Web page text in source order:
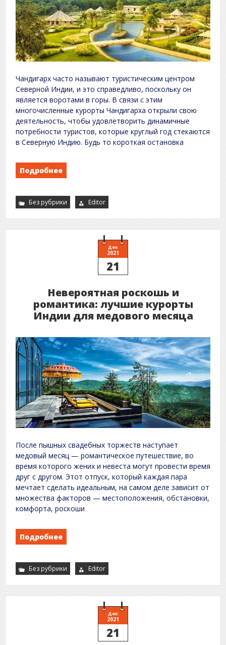
Чандигарх часто называют туристическим центром
Северной Индии, и это справедливо, поскольку он
является воротами в горы. В связи с этим
многочисленные курорты Чандигарха открыли свою
деятельность, чтобы удовлетворить динамичные
потребности туристов, которые круглый год стекаются
в Северную Индию. Будь то короткая остановка
Подробнее
Без рубрики Editor
Дек
2021
21
Невероятная роскошь и
романтика: лучшие курорты
Индии для медового месяца
После пышных свадебных торжеств наступает
медовый месяц — романтическое путешествие, во
время которого жених и невеста могут провести время
друг с другом. Этот отпуск, который каждая пара
мечтает сделать идеальным, на самом деле зависит от
множества факторов — местоположения, обстановки,
комфорта, роскоши
Подробнее
Без рубрики Editor
Дек
2021
21